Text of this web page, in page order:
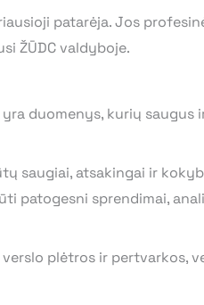
patarėja. Jos
ŽŪDC valdyboje.
duomenys, kurių saugus
saugiai, atsakingai ir
patogesni sprendimai,
plėtros ir pertvarkos,